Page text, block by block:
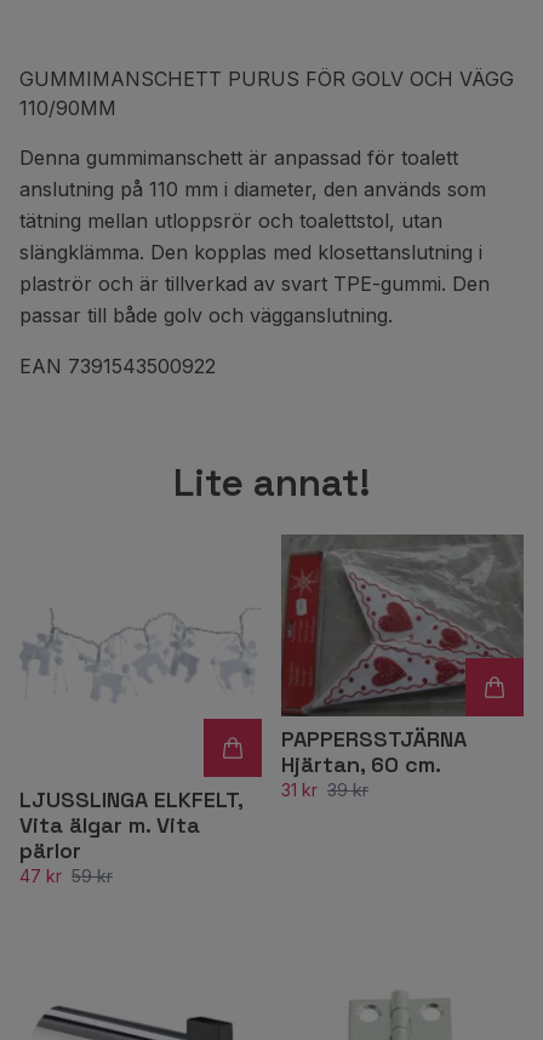
GUMMIMANSCHETT PURUS FÖR GOLV OCH VÄGG
110/90MM
Denna gummimanschett är anpassad för toalett
anslutning på 110 mm i diameter, den används som
tätning mellan utloppsrör och toalettstol, utan
slängklämma. Den kopplas med klosettanslutning i
plaströr och är tillverkad av svart TPE-gummi. Den
passar till både golv och vägganslutning.
EAN 7391543500922
Lite annat!
LJUSSLINGA ELKFELT,
Vita älgar m. Vita
pärlor
47 kr 59 kr
PAPPERSSTJÄRNA
Hjärtan, 60 cm.
31 kr 39 kr